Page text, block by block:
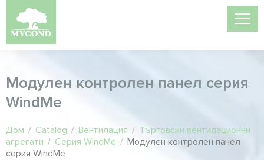
Модулен контролен панел серия
WindMe
Дом / Catalog / Вентилация / Търговски вентилационни
агрегати / Серия WindMe / Модулен контролен панел
серия WindMe